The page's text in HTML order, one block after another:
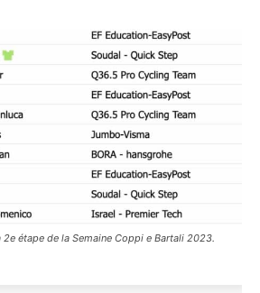
étape de la Semaine Coppi e Bartali 2023.